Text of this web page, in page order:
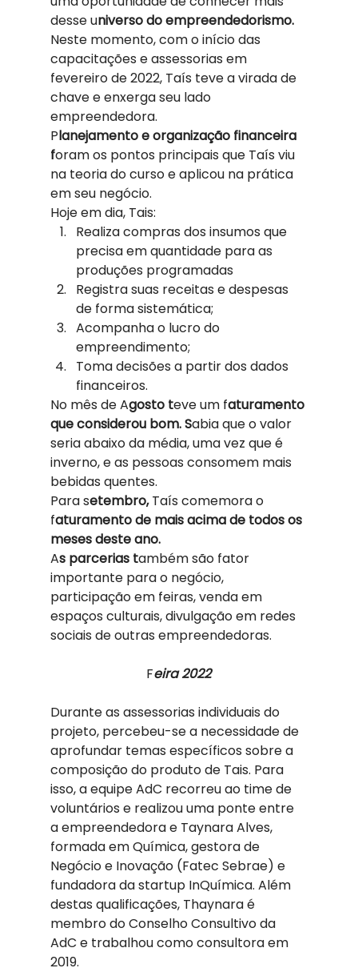
desse universo do empreendedorismo.
Neste momento, com o início das
capacitações e assessorias em
fevereiro de 2022, Taís teve a virada de
chave e enxerga seu lado
empreendedora.
Planejamento e organização financeira
foram os pontos principais que Taís viu
na teoria do curso e aplicou na prática
em seu negócio.
Hoje em dia, Tais:
Realiza compras dos insumos que
precisa em quantidade para as
produções programadas
Registra suas receitas e despesas
de forma sistemática;
Acompanha o lucro do
empreendimento;
Toma decisões a partir dos dados
financeiros.
No mês de Agosto teve um faturamento
que considerou bom. Sabia que o valor
seria abaixo da média, uma vez que é
inverno, e as pessoas consomem mais
bebidas quentes.
Para setembro, Taís comemora o
faturamento de mais acima de todos os
meses deste ano.
As parcerias também são fator
importante para o negócio,
participação em feiras, venda em
espaços culturais, divulgação em redes
sociais de outras empreendedoras.
Feira 2022
Durante as assessorias individuais do
projeto, percebeu-se a necessidade de
aprofundar temas específicos sobre a
composição do produto de Tais. Para
isso, a equipe AdC recorreu ao time de
voluntários e realizou uma ponte entre
a empreendedora e Taynara Alves,
formada em Química, gestora de
Negócio e Inovação (Fatec Sebrae) e
fundadora da startup InQuímica. Além
destas qualificações, Thaynara é
membro do Conselho Consultivo da
AdC e trabalhou como consultora em
2019.